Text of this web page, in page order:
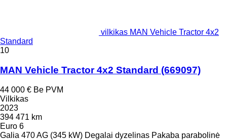
vilkikas MAN Vehicle Tractor 4x2
Standard
10
MAN Vehicle Tractor 4x2 Standard (669097)
44 000 € Be PVM
Vilkikas
2023
394 471 km
Euro 6
Galia 470 AG (345 kW) Degalai dyzelinas Pakaba parabolinė